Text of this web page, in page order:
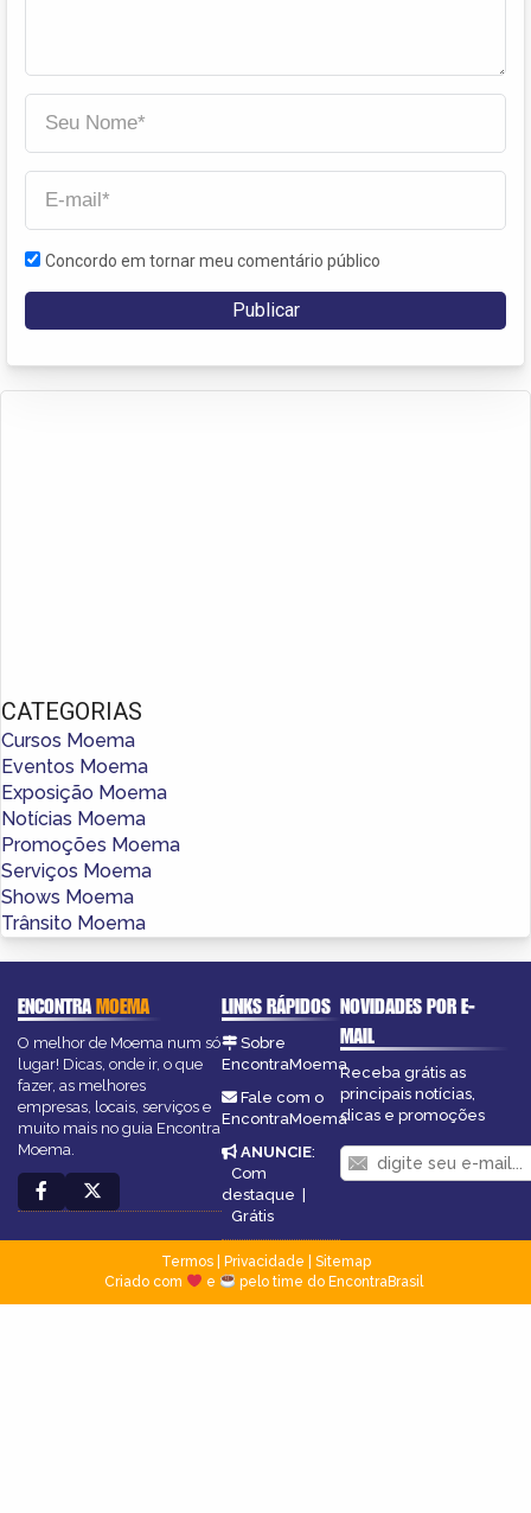
Concordo em tornar meu comentário público
CATEGORIAS
Cursos Moema
Eventos Moema
Exposição Moema
Notícias Moema
Promoções Moema
Serviços Moema
Shows Moema
Trânsito Moema
ENCONTRAMOEMA
O melhor de Moema num só
lugar! Dicas, onde ir, o que
fazer, as melhores
empresas, locais, serviços e
muito mais no guia Encontra
Moema.
LINKS RÁPIDOS
Sobre
EncontraMoema
Fale com o
EncontraMoema
ANUNCIE:
Com
destaque
Grátis
NOVIDADES POR E-
MAIL
Receba grátis as
principais notícias,
dicas e promoções
Termos| Privacidade
Sitemap
Criado com
e pelo time do EncontraBrasil